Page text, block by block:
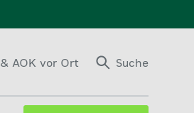
& AOK vor Ort Suche